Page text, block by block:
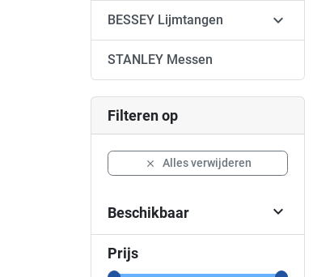
BESSEY Lijmtangen 
STANLEY Messen
Filteren op
 Alles verwijderen
Beschikbaar 
Prijs